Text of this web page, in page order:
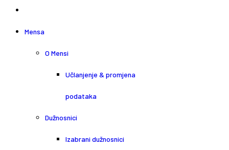
Mensa
O Mensi
Učlanjenje & promjena
podataka
Dužnosnici
Izabrani dužnosnici